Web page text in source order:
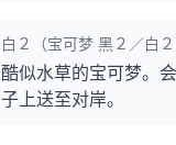
白２（宝可梦 黑２／白２
酷似水草的宝可梦。
子上送至对岸。